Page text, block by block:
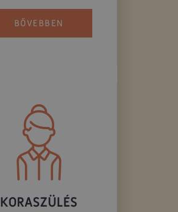
BŐVEBBEN
KORASZÜLÉS